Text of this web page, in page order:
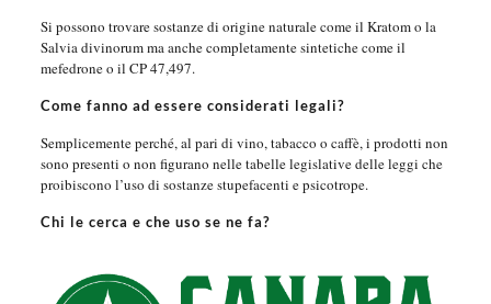
Si possono trovare sostanze di origine naturale come il Kratom o la
Salvia divinorum ma anche completamente sintetiche come il
mefedrone o il CP 47,497.
Come fanno ad essere considerati legali?
Semplicemente perché, al pari di vino, tabacco o caffè, i prodotti non
sono presenti o non figurano nelle tabelle legislative delle leggi che
proibiscono l’uso di sostanze stupefacenti e psicotrope.
Chi le cerca e che uso se ne fa?